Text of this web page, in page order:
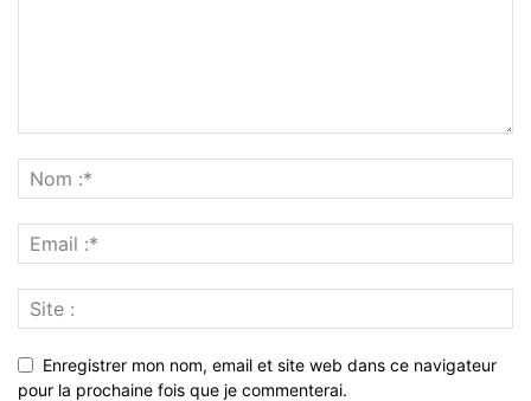
Enregistrer mon nom, email et site web dans ce navigateur
pour la prochaine fois que je commenterai.